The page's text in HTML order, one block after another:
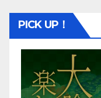
PICK UP！